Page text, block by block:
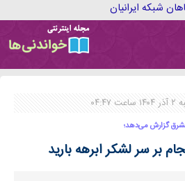
گزارش می‌دهد؛
بر سر لشکر ابرهه بارید